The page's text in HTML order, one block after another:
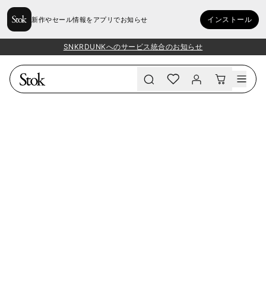
新作やセール情報をアプリでお知らせ インストール
SNKRDUNKへのサービス統合のお知らせ